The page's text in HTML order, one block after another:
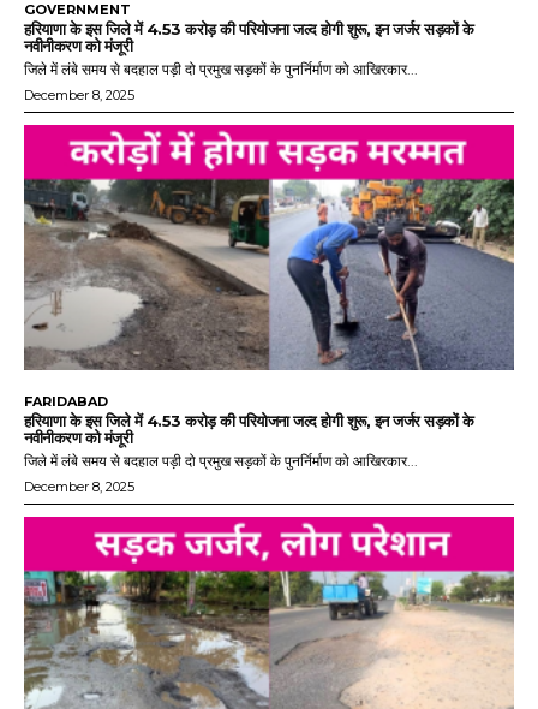
GOVERNMENT
हरियाणा के इस जिले में 4.53 करोड़ की परियोजना जल्द होगी शुरू, इन जर्जर सड़कों के
नवीनीकरण को मंजूरी
जिले में लंबे समय से बदहाल पड़ी दो प्रमुख सड़कों के पुनर्निर्माण को आखिरकार...
December 8, 2025
FARIDABAD
हरियाणा के इस जिले में 4.53 करोड़ की परियोजना जल्द होगी शुरू, इन जर्जर सड़कों के
नवीनीकरण को मंजूरी
जिले में लंबे समय से बदहाल पड़ी दो प्रमुख सड़कों के पुनर्निर्माण को आखिरकार...
December 8, 2025